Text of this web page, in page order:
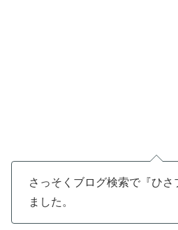
さっそくブログ検索で『ひ
ました。